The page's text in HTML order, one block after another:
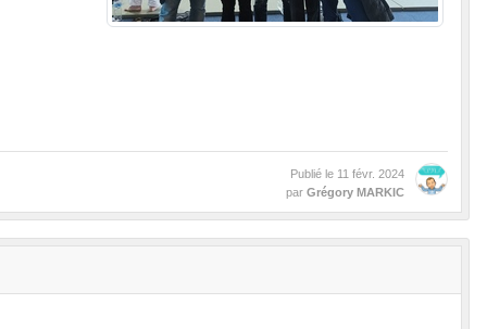
Publié le 11 févr. 2024
par Grégory MARKIC